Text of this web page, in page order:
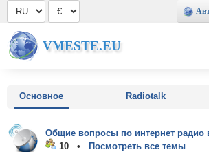
VMESTE.EU
Основное Radiotalk
Общие вопросы по интернет радио
10 •
Посмотреть все темы